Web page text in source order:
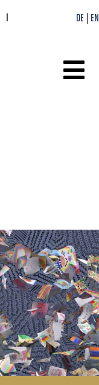
DE EN